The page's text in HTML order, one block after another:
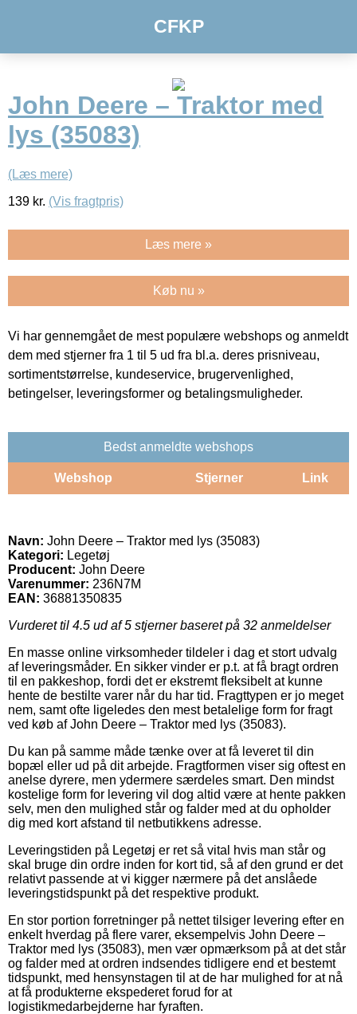
CFKP
John Deere – Traktor med
lys (35083)
(Læs mere)
139 kr. (Vis fragtpris)
Læs mere »
Køb nu »
Vi har gennemgået de mest populære webshops og anmeldt
dem med stjerner fra 1 til 5 ud fra bl.a. deres prisniveau,
sortimentstørrelse, kundeservice, brugervenlighed,
betingelser, leveringsformer og betalingsmuligheder.
Bedst anmeldte webshops
Webshop Stjerner Link
Navn: John Deere – Traktor med lys (35083)
Kategori: Legetøj
Producent: John Deere
Varenummer: 236N7M
EAN: 36881350835
Vurderet til 4.5 ud af 5 stjerner baseret på 32 anmeldelser
En masse online virksomheder tildeler i dag et stort udvalg
af leveringsmåder. En sikker vinder er p.t. at få bragt ordren
til en pakkeshop, fordi det er ekstremt fleksibelt at kunne
hente de bestilte varer når du har tid. Fragttypen er jo meget
nem, samt ofte ligeledes den mest betalelige form for fragt
ved køb af John Deere – Traktor med lys (35083).
Du kan på samme måde tænke over at få leveret til din
bopæl eller ud på dit arbejde. Fragtformen viser sig oftest en
anelse dyrere, men ydermere særdeles smart. Den mindst
kostelige form for levering vil dog altid være at hente pakken
selv, men den mulighed står og falder med at du opholder
dig med kort afstand til netbutikkens adresse.
Leveringstiden på Legetøj er ret så vital hvis man står og
skal bruge din ordre inden for kort tid, så af den grund er det
relativt passende at vi kigger nærmere på det anslåede
leveringstidspunkt på det respektive produkt.
En stor portion forretninger på nettet tilsiger levering efter en
enkelt hverdag på flere varer, eksempelvis John Deere –
Traktor med lys (35083), men vær opmærksom på at det står
og falder med at ordren indsendes tidligere end et bestemt
tidspunkt, med hensynstagen til at de har mulighed for at nå
at få produkterne ekspederet forud for at
logistikmedarbejderne har fyraften.